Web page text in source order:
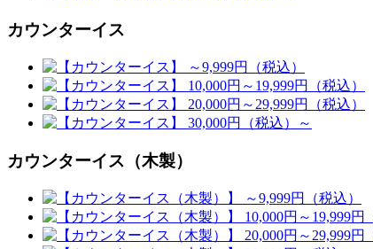
カウンターイス
カウンターイス（木製）